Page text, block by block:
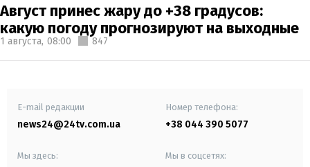
Август принес жару до +38 градусов:
какую погоду прогнозируют на выходные
1 августа, 08:00 847
E-mail редакции
news24@24tv.com.ua
Номер телефона:
+38 044 390 5077
Мы здесь: Мы в соцсетях: